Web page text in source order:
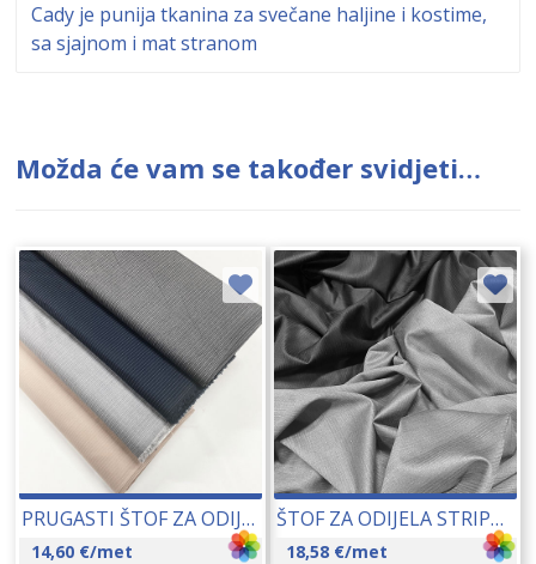
Cady je punija tkanina za svečane haljine i kostime,
sa sjajnom i mat stranom
Možda će vam se također svidjeti…
PRUGASTI ŠTOF ZA ODIJELA GLOBE 145 CM 10101
14,60 €/met
ŠTOF ZA ODIJELA STRIPE 150 CM 09782
18,58 €/met